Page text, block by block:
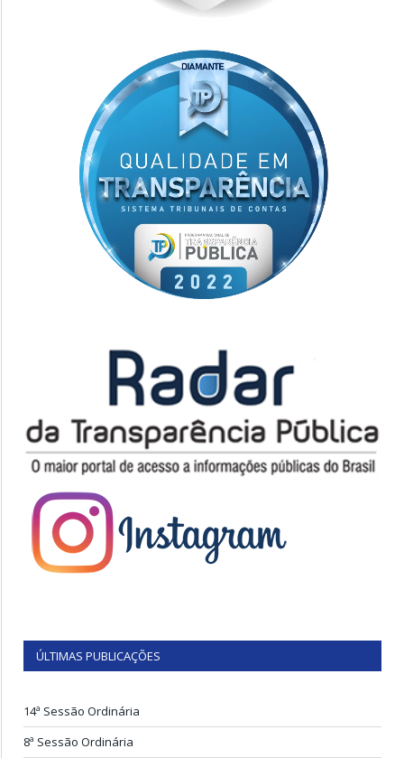
ÚLTIMAS PUBLICAÇÕES
14ª Sessão Ordinária
8ª Sessão Ordinária